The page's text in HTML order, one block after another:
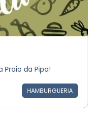
da Pipa!
HAMBURGUERIA